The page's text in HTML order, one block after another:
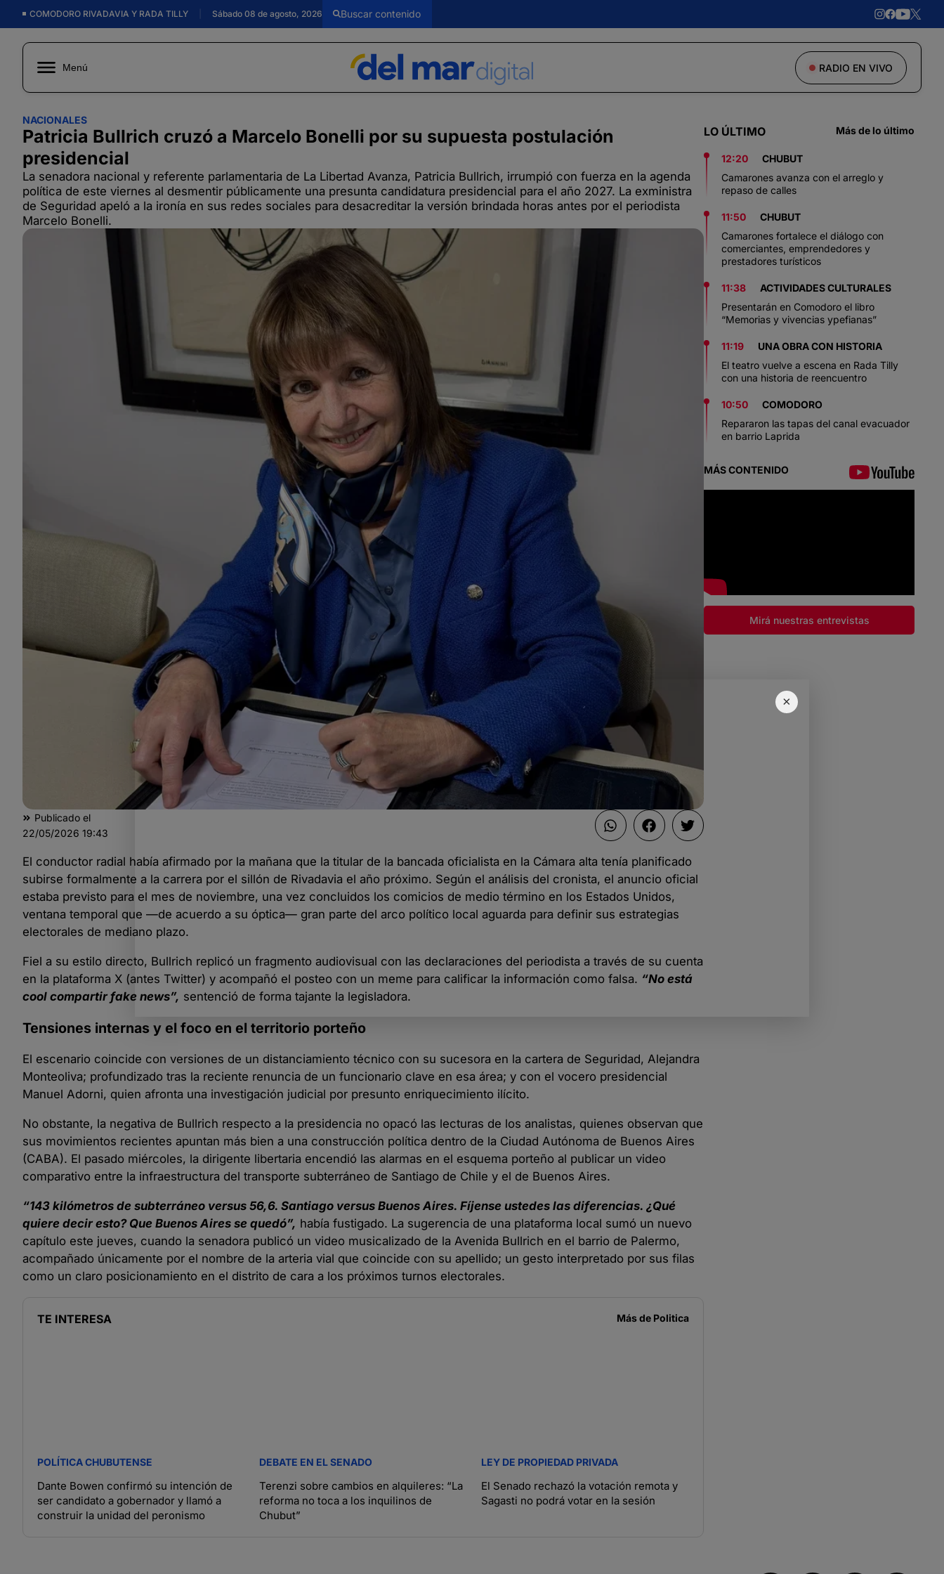
COMODORO RIVADAVIA Y RADA TILLY Sábado 08 de agosto, 2026
Menú RADIO EN VIVO
×
NACIONALES
Patricia Bullrich cruzó a Marcelo Bonelli por su supuesta postulación
presidencial
La senadora nacional y referente parlamentaria de La Libertad Avanza, Patricia Bullrich, irrumpió con fuerza en la agenda
política de este viernes al desmentir públicamente una presunta candidatura presidencial para el año 2027. La exministra
de Seguridad apeló a la ironía en sus redes sociales para desacreditar la versión brindada horas antes por el periodista
Marcelo Bonelli.
Publicado el
22/05/2026 19:43
El conductor radial había afirmado por la mañana que la titular de la bancada oficialista en la Cámara alta tenía planificado
subirse formalmente a la carrera por el sillón de Rivadavia el año próximo. Según el análisis del cronista, el anuncio oficial
estaba previsto para el mes de noviembre, una vez concluidos los comicios de medio término en los Estados Unidos,
ventana temporal que —de acuerdo a su óptica— gran parte del arco político local aguarda para definir sus estrategias
electorales de mediano plazo.
Fiel a su estilo directo, Bullrich replicó un fragmento audiovisual con las declaraciones del periodista a través de su cuenta
en la plataforma X (antes Twitter) y acompañó el posteo con un meme para calificar la información como falsa. “No está
cool compartir fake news”, sentenció de forma tajante la legisladora.
Tensiones internas y el foco en el territorio porteño
El escenario coincide con versiones de un distanciamiento técnico con su sucesora en la cartera de Seguridad, Alejandra
Monteoliva; profundizado tras la reciente renuncia de un funcionario clave en esa área; y con el vocero presidencial
Manuel Adorni, quien afronta una investigación judicial por presunto enriquecimiento ilícito.
No obstante, la negativa de Bullrich respecto a la presidencia no opacó las lecturas de los analistas, quienes observan que
sus movimientos recientes apuntan más bien a una construcción política dentro de la Ciudad Autónoma de Buenos Aires
(CABA). El pasado miércoles, la dirigente libertaria encendió las alarmas en el esquema porteño al publicar un video
comparativo entre la infraestructura del transporte subterráneo de Santiago de Chile y el de Buenos Aires.
“143 kilómetros de subterráneo versus 56,6. Santiago versus Buenos Aires. Fíjense ustedes las diferencias. ¿Qué
quiere decir esto? Que Buenos Aires se quedó”, había fustigado. La sugerencia de una plataforma local sumó un nuevo
capítulo este jueves, cuando la senadora publicó un video musicalizado de la Avenida Bullrich en el barrio de Palermo,
acompañado únicamente por el nombre de la arteria vial que coincide con su apellido; un gesto interpretado por sus filas
como un claro posicionamiento en el distrito de cara a los próximos turnos electorales.
TE INTERESA Más de Politica
POLÍTICA CHUBUTENSE
Dante Bowen confirmó su intención de
ser candidato a gobernador y llamó a
construir la unidad del peronismo
DEBATE EN EL SENADO
Terenzi sobre cambios en alquileres: “La
reforma no toca a los inquilinos de
Chubut”
LEY DE PROPIEDAD PRIVADA
El Senado rechazó la votación remota y
Sagasti no podrá votar en la sesión
LO ÚLTIMO Más de lo último
12:20
CHUBUT
Camarones avanza con el arreglo y
repaso de calles
11:50
CHUBUT
Camarones fortalece el diálogo con
comerciantes, emprendedores y
prestadores turísticos
11:38
ACTIVIDADES CULTURALES
Presentarán en Comodoro el libro
“Memorias y vivencias ypefianas”
11:19
UNA OBRA CON HISTORIA
El teatro vuelve a escena en Rada Tilly
con una historia de reencuentro
10:50
COMODORO
Repararon las tapas del canal evacuador
en barrio Laprida
MÁS CONTENIDO
Mirá nuestras entrevistas